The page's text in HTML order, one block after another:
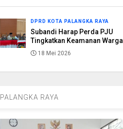
DPRD KOTA PALANGKA RAYA
Subandi Harap Perda PJU
Tingkatkan Keamanan Warga
18 Mei 2026
PALANGKA RAYA